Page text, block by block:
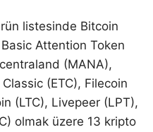
listesinde Bitcoin
Attention Token
(MANA),
(ETC), Filecoin
(LTC), Livepeer (LPT),
olmak üzere 13 kripto